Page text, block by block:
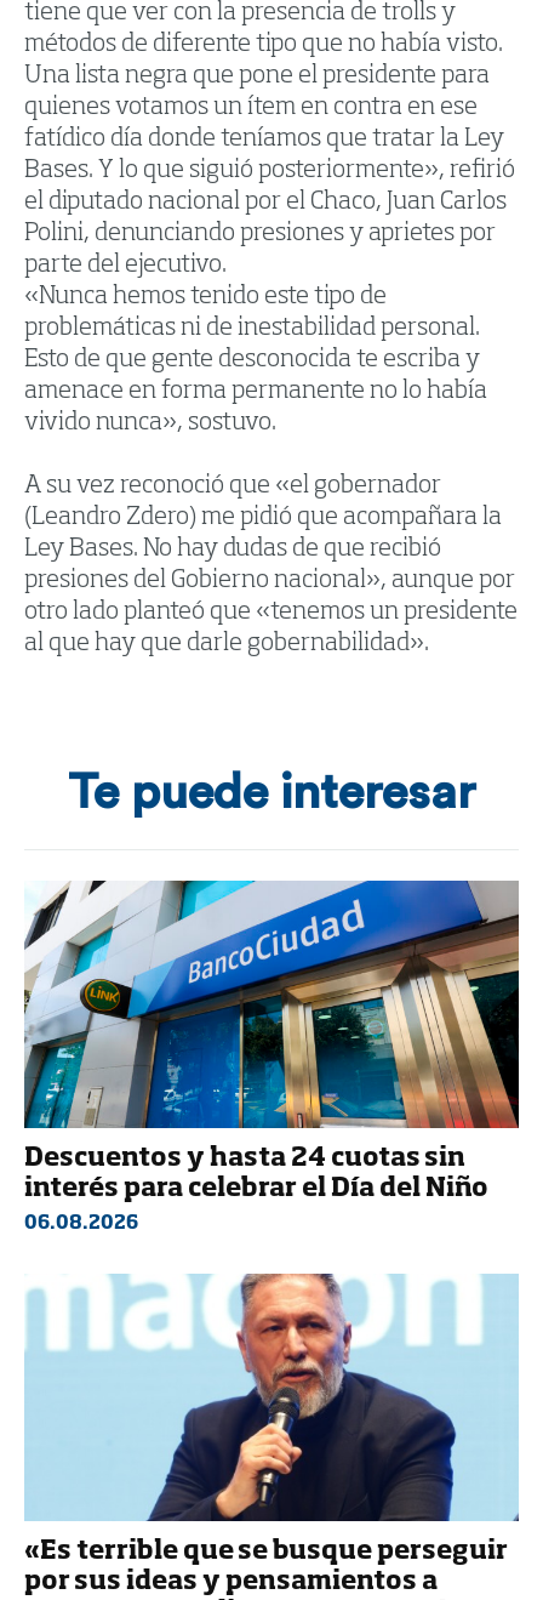
tiene que ver con la presencia de trolls y
métodos de diferente tipo que no había visto.
Una lista negra que pone el presidente para
quienes votamos un ítem en contra en ese
fatídico día donde teníamos que tratar la Ley
Bases. Y lo que siguió posteriormente», refirió
el diputado nacional por el Chaco, Juan Carlos
Polini, denunciando presiones y aprietes por
parte del ejecutivo.
«Nunca hemos tenido este tipo de
problemáticas ni de inestabilidad personal.
Esto de que gente desconocida te escriba y
amenace en forma permanente no lo había
vivido nunca», sostuvo.
A su vez reconoció que «el gobernador
(Leandro Zdero) me pidió que acompañara la
Ley Bases. No hay dudas de que recibió
presiones del Gobierno nacional», aunque por
otro lado planteó que «tenemos un presidente
al que hay que darle gobernabilidad».
Te puede interesar
Descuentos y hasta 24 cuotas sin
interés para celebrar el Día del Niño
06.08.2026
«Es terrible que se busque perseguir
por sus ideas y pensamientos a